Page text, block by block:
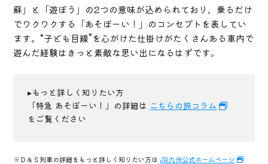
蘇」と「遊ぼう」の2つの意味が込められており、乗るだけ
でワクワクする「あそぼーい！」のコンセプトを表してい
ます。“子ども目線”を心がけた仕掛けがたくさんある車内で
遊んだ経験はきっと素敵な思い出になるはずです。
▸もっと詳しく知りたい方
「特急 あそぼーい！」の詳細は こちらの旅コラム
をご覧ください
※Ｄ＆Ｓ列車の詳細をもっと詳しく知りたい方はJR九州公式ホームページ